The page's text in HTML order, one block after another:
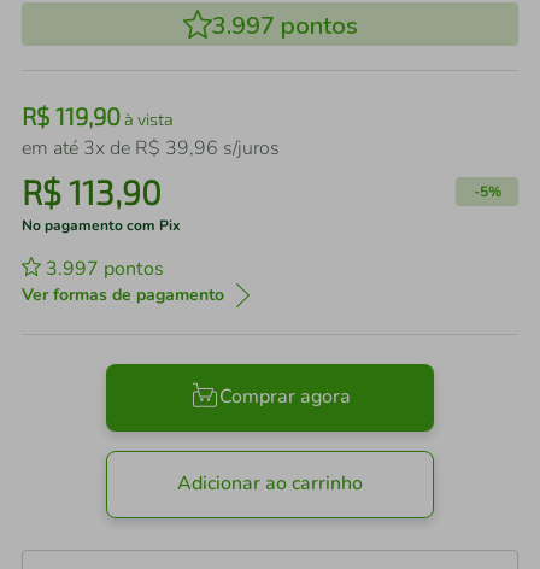
3.997 pontos
R$ 119,90à vista
em até 3x de R$ 39,96 s/juros
R$113,90 -5%
No pagamento com Pix
3.997 pontos
Ver formas de pagamento
Comprar agora
Adicionar ao carrinho